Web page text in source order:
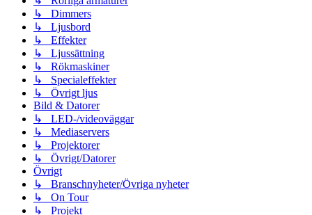
↳ Dimmers
↳ Ljusbord
↳ Effekter
↳ Ljussättning
↳ Rökmaskiner
↳ Specialeffekter
↳ Övrigt ljus
Bild & Datorer
↳ LED-/videoväggar
↳ Mediaservers
↳ Projektorer
↳ Övrigt/Datorer
Övrigt
↳ Branschnyheter/Övriga nyheter
↳ On Tour
↳ Projekt